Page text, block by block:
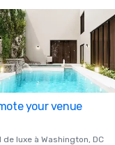
your venue
de luxe à Washington, DC